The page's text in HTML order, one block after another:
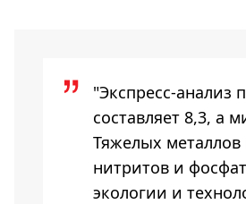
"Экспресс-анализ
составляет 8,3, а
Тяжелых металлов
нитритов и
экологии и